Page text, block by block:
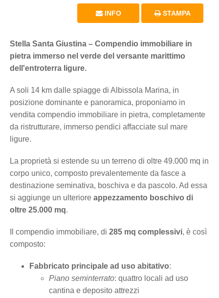
INFO STAMPA
Stella Santa Giustina – Compendio immobiliare in
pietra immerso nel verde del versante marittimo
dell'entroterra ligure.
A soli 14 km dalle spiagge di Albissola Marina, in
posizione dominante e panoramica, proponiamo in
vendita compendio immobiliare in pietra, completamente
da ristrutturare, immerso pendici affacciate sul mare
ligure.
La proprietà si estende su un terreno di oltre 49.000 mq in
corpo unico, composto prevalentemente da fasce a
destinazione seminativa, boschiva e da pascolo. Ad essa
si aggiunge un ulteriore appezzamento boschivo di
oltre 25.000 mq.
Il compendio immobiliare, di 285 mq complessivi, è così
composto:
Fabbricato principale ad uso abitativo:
Piano seminterrato: quattro locali ad uso
cantina e deposito attrezzi